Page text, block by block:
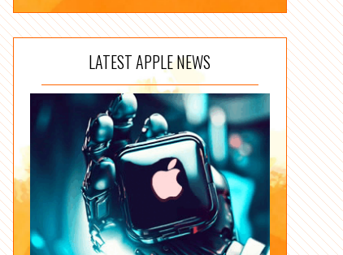
LATEST APPLE NEWS